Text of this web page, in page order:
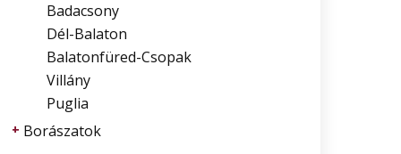
Badacsony
Dél-Balaton
Balatonfüred-Csopak
Villány
Puglia
Borászatok